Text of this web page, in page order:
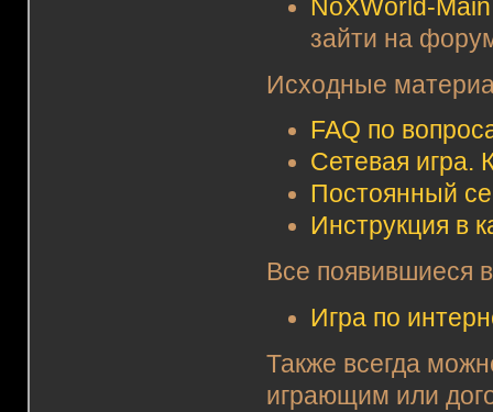
NoXWorld-Main
зайти на
Исходные
FAQ по
Сетевая игра.
Постоянный
Инструкция в
Все появившиеся
Игра по
Также всегда
играющим или